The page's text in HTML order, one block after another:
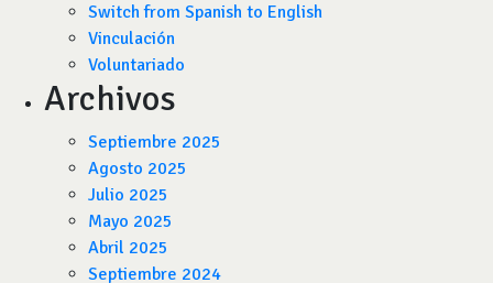
Switch from Spanish to English
Vinculación
Voluntariado
Archivos
Septiembre 2025
Agosto 2025
Julio 2025
Mayo 2025
Abril 2025
Septiembre 2024